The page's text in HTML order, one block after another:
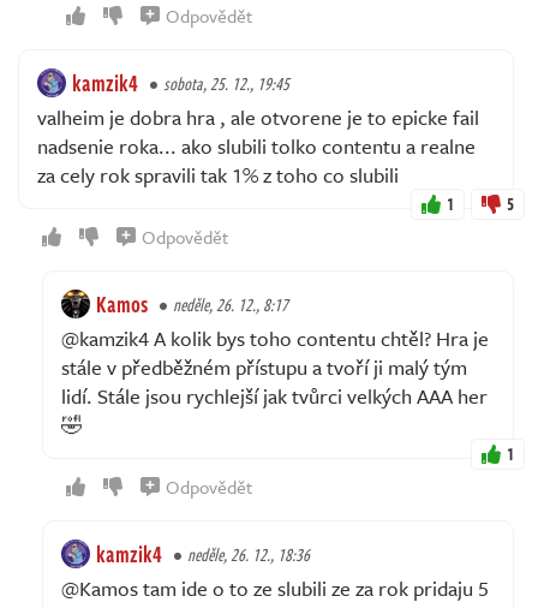
Odpovědět
kamzik4 sobota, 25. 12., 19:45
valheim je dobra hra , ale otvorene je to epicke fail
nadsenie roka... ako slubili tolko contentu a realne
za cely rok spravili tak 1% z toho co slubili
1 5
Odpovědět
Kamos neděle, 26. 12., 8:17
@kamzik4 A kolik bys toho contentu chtěl? Hra je
stále v předběžném přístupu a tvoří ji malý tým
lidí. Stále jsou rychlejší jak tvůrci velkých AAA her
🤣
1
Odpovědět
kamzik4 neděle, 26. 12., 18:36
@Kamos tam ide o to ze slubili ze za rok pridaju 5